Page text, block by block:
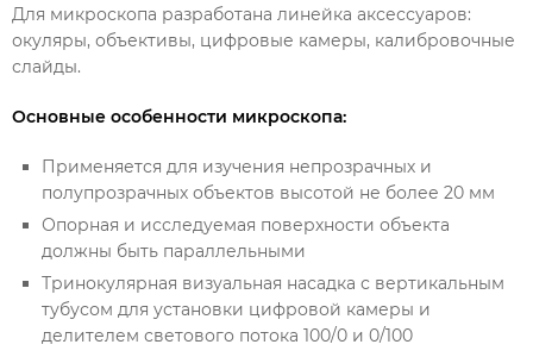
Для микроскопа разработана линейка аксессуаров:
окуляры, объективы, цифровые камеры, калибровочные
слайды.
Основные особенности микроскопа:
Применяется для изучения непрозрачных и
полупрозрачных объектов высотой не более 20 мм
Опорная и исследуемая поверхности объекта
должны быть параллельными
Тринокулярная визуальная насадка с вертикальным
тубусом для установки цифровой камеры и
делителем светового потока 100/0 и 0/100